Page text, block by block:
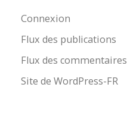
Connexion
Flux des publications
Flux des commentaires
Site de WordPress-FR